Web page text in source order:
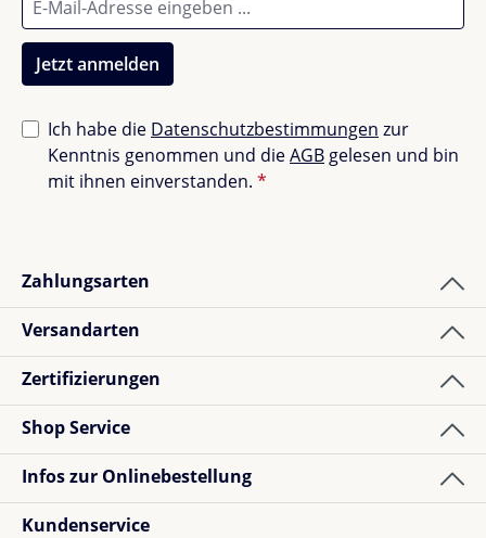
Jetzt anmelden
Ich habe die Datenschutzbestimmungen zur
Kenntnis genommen und dieAGB gelesen und bin
mit ihnen einverstanden. *
Zahlungsarten
Versandarten
Zertifizierungen
Shop Service
Infos zur Onlinebestellung
Kundenservice